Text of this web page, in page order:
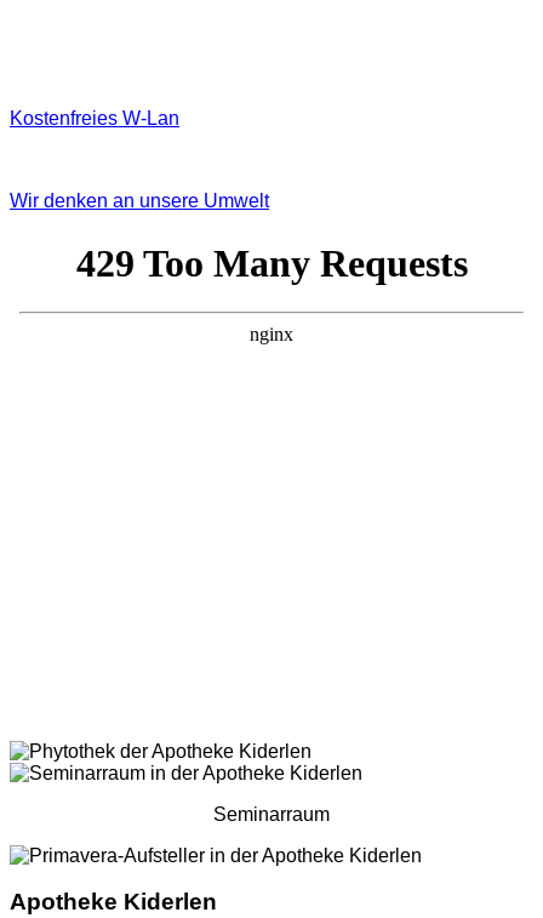
Kostenfreies W‐Lan
Wir denken an unsere Umwelt
Seminarraum
Apotheke Kiderlen